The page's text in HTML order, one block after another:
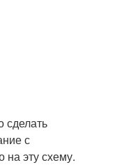
сделать
с
на эту схему.